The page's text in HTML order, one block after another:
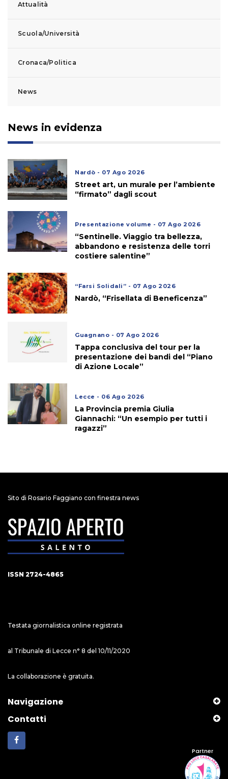
Attualità
Scuola/Università
Cronaca/Politica
News
News in evidenza
Nardò - 07 Ago 2026
Street art, un murale per l’ambiente
“firmato” dagli scout
Presentazione volume - 07 Ago 2026
“Sentinelle. Viaggio tra bellezza,
abbandono e resistenza delle torri
costiere salentine”
“Farsi Solidali” - 07 Ago 2026
Nardò, “Frisellata di Beneficenza”
Guagnano - 07 Ago 2026
Tappa conclusiva del tour per la
presentazione dei bandi del “Piano
di Azione Locale”
Lecce - 06 Ago 2026
La Provincia premia Giulia
Giannachi: “Un esempio per tutti i
ragazzi”
Sito di Rosario Faggiano con finestra news
ISSN 2724-4865
Testata giornalistica online registrata
al Tribunale di Lecce n° 8 del 10/11/2020
La collaborazione è gratuita.
Navigazione
Contatti
Partner